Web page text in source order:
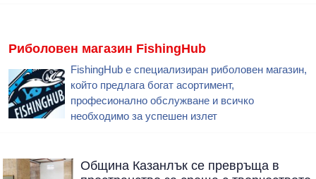
Риболовен магазин FishingHub
FishingHub е специализиран риболовен магазин,
който предлага богат асортимент,
професионално обслужване и всичко
необходимо за успешен излет
Община Казанлък се превръща в